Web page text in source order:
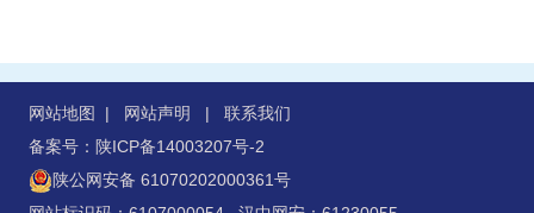
网站地图 | 网站声明 | 联系我们
备案号：陕ICP备14003207号-2
陕公网安备 61070202000361号